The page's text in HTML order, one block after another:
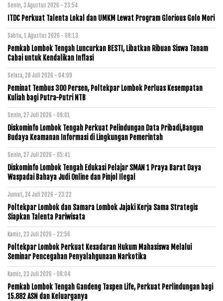
Senin, 3 Agustus 2026 - 23:54
ITDC Perkuat Talenta Lokal dan UMKM Lewat Program Glorious Golo Mori
Sabtu, 1 Agustus 2026 - 09:13
Pemkab Lombok Tengah Luncurkan BESTI, Libatkan Ribuan Siswa Tanam
Cabai untuk Kendalikan Inflasi
Selasa, 28 Juli 2026 - 04:09
Peminat Tembus 300 Persen, Poltekpar Lombok Perluas Kesempatan
Kuliah bagi Putra-Putri NTB
Senin, 27 Juli 2026 - 09:01
Diskominfo Lombok Tengah Perkuat Pelindungan Data Pribadi,Bangun
Budaya Keamanan Informasi di Lingkungan Pemerintah
Senin, 27 Juli 2026 - 05:41
Diskominfo Lombok Tengah Edukasi Pelajar SMAN 1 Praya Barat Daya
Waspadai Bahaya Judi Online dan Pinjol Ilegal
Jumat, 24 Juli 2026 - 23:22
Poltekpar Lombok dan Samara Lombok Jajaki Kerja Sama Strategis
Siapkan Talenta Pariwisata
Kamis, 23 Juli 2026 - 22:56
Poltekpar Lombok Perkuat Kesadaran Hukum Mahasiswa Melalui
Seminar Pencegahan Penyalahgunaan Narkotika
Kamis, 23 Juli 2026 - 08:04
Pemkab Lombok Tengah Gandeng Taspen Life, Perkuat Perlindungan bagi
15.882 ASN dan Keluarganya